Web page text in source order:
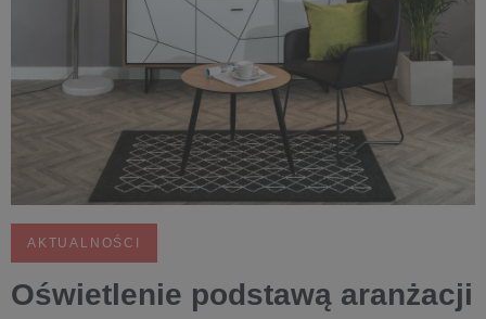
AKTUALNOŚCI
Oświetlenie podstawą aranżacji